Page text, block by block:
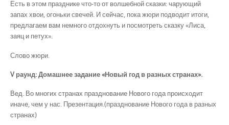
Есть в этом празднике что-то от волшебной сказки: чарующий
запах хвои, огоньки свечей. И сейчас, пока жюри подводит итоги,
предлагаем вам немного отдохнуть и посмотреть сказку «Лиса,
заяц и петух».
Слово жюри.
V раунд: Домашнее задание «Новый год в разных странах».
Вед. Во многих странах празднование Нового года происходит
иначе, чем у нас. Презентация.(празднование Нового года в разных
странах)